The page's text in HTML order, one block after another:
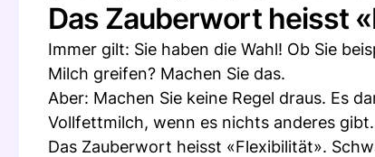
Das Zauberwort heisst
Immer gilt: Sie haben die Wahl! Ob Sie
Milch greifen? Machen Sie das.
Aber: Machen Sie keine Regel draus. Es
Vollfettmilch, wenn es nichts anderes gibt.
Das Zauberwort heisst «Flexibilität».